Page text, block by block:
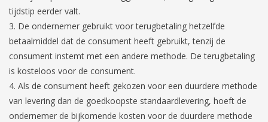
tijdstip eerder valt.
De ondernemer gebruikt voor terugbetaling hetzelfde
betaalmiddel dat de consument heeft gebruikt, tenzij de
consument instemt met een andere methode. De terugbetaling
is kosteloos voor de consument.
Als de consument heeft gekozen voor een duurdere methode
van levering dan de goedkoopste standaardlevering, hoeft de
ondernemer de bijkomende kosten voor de duurdere methode